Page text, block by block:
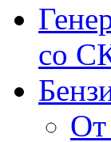
со
От